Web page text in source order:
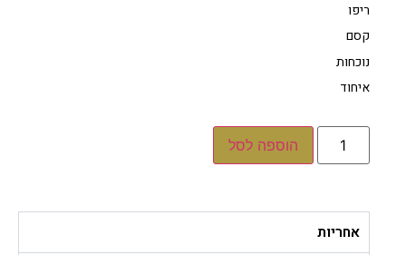
ריפו
קסם
נוכחות
איחוד
הוספה לסל
אחריות